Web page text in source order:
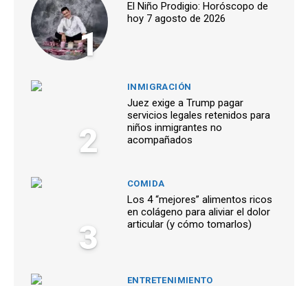
1
El Niño Prodigio: Horóscopo de
hoy 7 agosto de 2026
2
INMIGRACIÓN
Juez exige a Trump pagar
servicios legales retenidos para
niños inmigrantes no
acompañados
3
COMIDA
Los 4 “mejores” alimentos ricos
en colágeno para aliviar el dolor
articular (y cómo tomarlos)
ENTRETENIMIENTO